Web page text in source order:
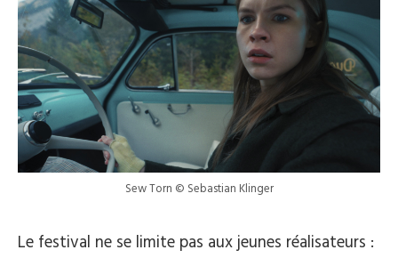
Sew Torn © Sebastian Klinger
Le festival ne se limite pas aux jeunes réalisateurs :